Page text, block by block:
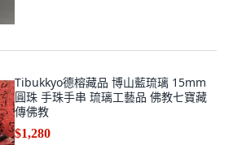
Tibukkyo德榕藏品 博山藍琉璃 15mm
圓珠 手珠手串 琉璃工藝品 佛教七寶藏
傳佛教
$1,280